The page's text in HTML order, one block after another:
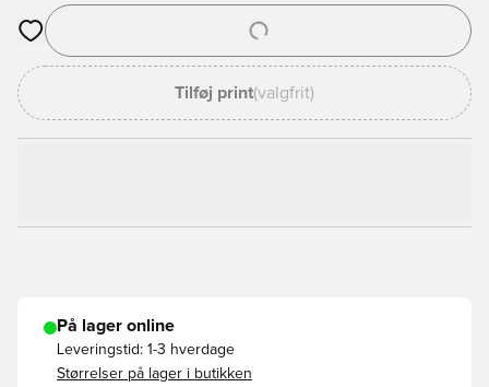
Åbner en Modal til at logge ind eller tilmelde dig som medlem
Tilføj print(valgfrit)
På lager online
Leveringstid: 1-3 hverdage
Størrelser på lager i butikken